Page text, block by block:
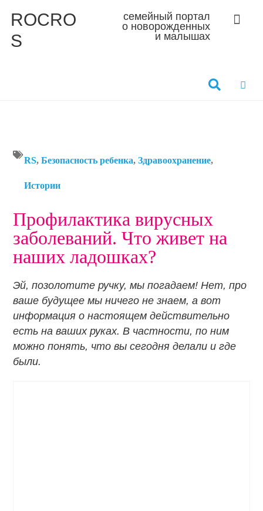
ROCRO
S
семейный портал
о новорожденных
и малышах
RS,Безопасность ребенка,Здравоохранение,
Истории
Профилактика вирусных
заболеваний. Что живет на
наших ладошках?
Эй, позолотите ручку, мы погадаем! Нет, про
ваше будущее мы ничего не знаем, а вот
информация о настоящем действительно
есть на ваших руках. В частности, по ним
можно понять, что вы сегодня делали и где
были.